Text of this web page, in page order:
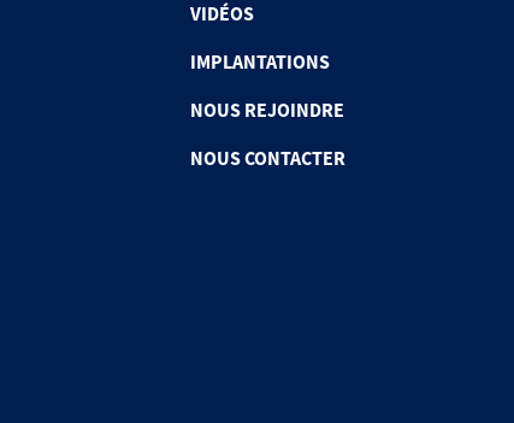
VIDÉOS
IMPLANTATIONS
NOUS REJOINDRE
NOUS CONTACTER